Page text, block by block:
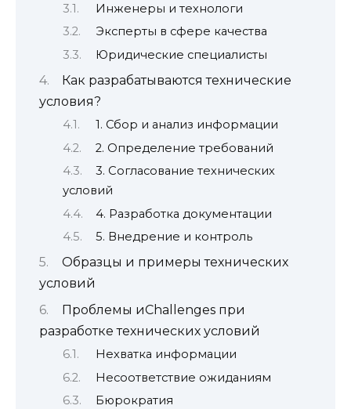
Инженеры и технологи
Эксперты в сфере качества
Юридические специалисты
Как разрабатываются технические
условия?
1. Сбор и анализ информации
2. Определение требований
3. Согласование технических
условий
4. Разработка документации
5. Внедрение и контроль
Образцы и примеры технических
условий
Проблемы иChallenges при
разработке технических условий
Нехватка информации
Несоответствие ожиданиям
Бюрократия